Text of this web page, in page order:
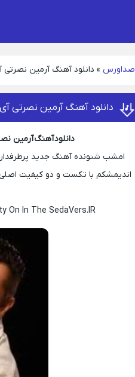
صداورس » دانلود آهنگ آرمین
دانلود آهنگ آرمین نصرتی
دانلود آهنگ آرمین
امشب شنونده آهنگ جدید پرطرفدار
On In The SedaVers.IR